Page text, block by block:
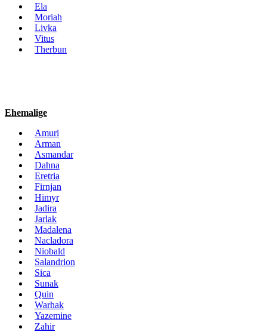
Ela
Moriah
Livka
Vitus
Therbun
Ehemalige
Amuri
Arman
Asmandar
Dahna
Eretria
Firnjan
Himyr
Jadira
Jarlak
Madalena
Nacladora
Niobald
Salandrion
Sica
Sunak
Quin
Warhak
Yazemine
Zahir